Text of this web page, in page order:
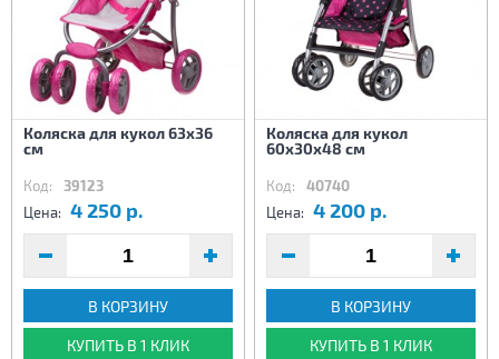
Коляска для кукол 63х36
см
Код: 39123
Цена: 4 250 р.
В КОРЗИНУ
КУПИТЬ В 1 КЛИК
Коляска для кукол
60х30х48 см
Код: 40740
Цена: 4 200 р.
В КОРЗИНУ
КУПИТЬ В 1 КЛИК